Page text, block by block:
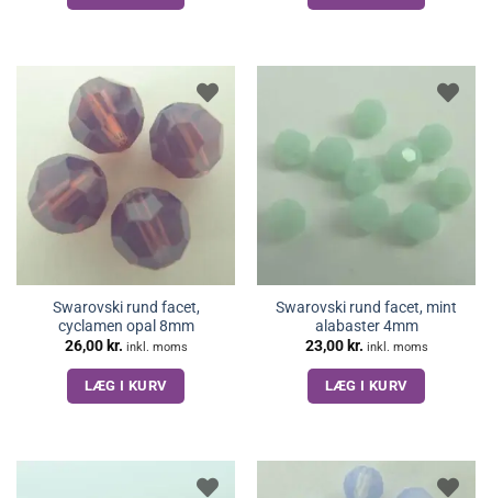
Swarovski rund facet,
cyclamen opal 8mm
26,00 kr. inkl. moms
LÆG I KURV
Swarovski rund facet, mint
alabaster 4mm
23,00 kr. inkl. moms
LÆG I KURV